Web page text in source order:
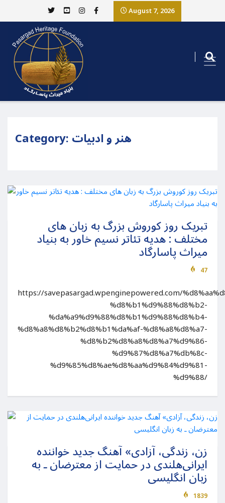
August 7, 2026
Category:هنر و ادبیات
تبریک روز کوروش بزرگ به زبان های
مختلف : هدیه تئاتر نسیم خاور به بنیاد
میراث پاسارگاد
47
https://savepasargad.wpenginepowered.com/
%d8%b1%d9%88%d8%b2-
%da%a9%d9%88%d8%b1%d9%88%d8%b4-
%d8%a8%d8%b2%d8%b1%da%af-%d8%a8%d8%a7-
%d8%b2%d8%a8%d8%a7%d9%86-
%d9%87%d8%a7%db%8c-
%d9%85%d8%ae%d8%aa%d9%84%d9%81-
%d9%88/
زن، زندگی، آزادی» آهنگ جدید خواننده
ایرانی‌هلندی در حمایت از معترضان ـ به
زبان انگلیسی
1839